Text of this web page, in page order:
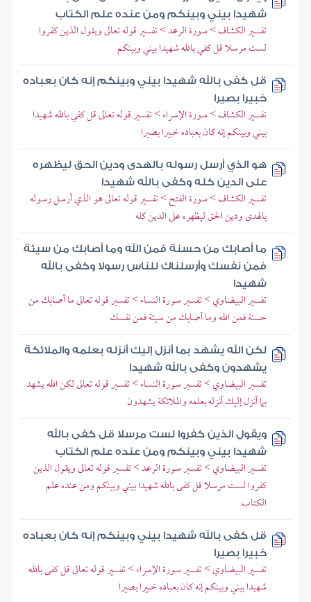
شهيدا بيني وبينكم ومن عنده علم الكتاب
تفسير الكشاف > سورة الرعد > تفسير قوله تعالى ويقول الذين كفروا
لست مرسلا قل كفي بالله شهيدا بيني وبينكم
قل كفى بالله شهيدا بيني وبينكم إنه كان بعباده
خبيرا بصيرا
تفسير الكشاف > سورة الإسراء > تفسير قوله تعالى قل كفي بالله شهيدا
بيني وبينكم إنه كان بعباده خبيرا بصيرا
هو الذي أرسل رسوله بالهدى ودين الحق ليظهره
على الدين كله وكفى بالله شهيدا
تفسير الكشاف > سورة الفتح > تفسير قوله تعالى هو الذي أرسل رسوله
بالهدى ودين الحق ليظهره على الدين كله
ما أصابك من حسنة فمن الله وما أصابك من سيئة
فمن نفسك وأرسلناك للناس رسولا وكفى بالله
شهيدا
تفسير البيضاوي > تفسير سورة النساء > تفسير قوله تعالى ما أصابك من
حسنة فمن الله وما أصابك من سيئة فمن نفسك
لكن الله يشهد بما أنزل إليك أنزله بعلمه والملائكة
يشهدون وكفى بالله شهيدا
تفسير البيضاوي > تفسير سورة النساء > تفسير قوله تعالى لكن الله يشهد
بما أنزل إليك أنزله بعلمه والملائكة يشهدون
ويقول الذين كفروا لست مرسلا قل كفى بالله
شهيدا بيني وبينكم ومن عنده علم الكتاب
تفسير البيضاوي > تفسير سورة الرعد > تفسير قوله تعالى ويقول الذين
كفروا لست مرسلا قل كفى بالله شهيدا بيني وبينكم ومن عنده علم
الكتاب
قل كفى بالله شهيدا بيني وبينكم إنه كان بعباده
خبيرا بصيرا
تفسير البيضاوي > تفسير سورة الإسراء > تفسير قوله تعالى قل كفى بالله
شهيدا بيني وبينكم إنه كان بعباده خبيرا بصيرا